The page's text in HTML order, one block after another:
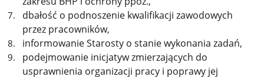
dbałość o podnoszenie kwalifikacji zawodowych
przez pracowników,
informowanie Starosty o stanie wykonania zadań,
podejmowanie inicjatyw zmierzających do
usprawnienia organizacji pracy i poprawy jej